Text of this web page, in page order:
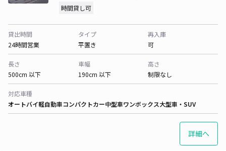
時間貸し可
貸出時間
24時間営業
タイプ
平置き
再入庫
可
長さ
500cm 以下
車幅
190cm 以下
高さ
制限なし
対応車種
オートバイ軽自動車コンパクトカー中型車ワンボックス大型車・SUV
詳細へ